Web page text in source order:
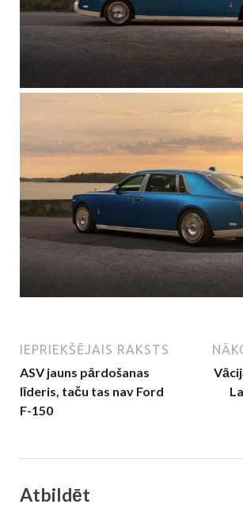
IEPRIEKŠĒJAIS RAKSTS
ASV jauns pārdošanas
līderis, taču tas nav Ford
F-150
Atbildēt